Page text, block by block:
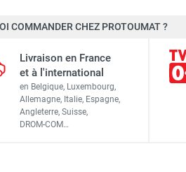
Batterie
Réservoir
Tuyau
Dimensions
COMMANDER CHEZ PROTOUMAT ?
Livraison en France
et à l'international
en Belgique, Luxembourg,
Allemagne, Italie, Espagne,
Angleterre, Suisse,
DROM-COM…